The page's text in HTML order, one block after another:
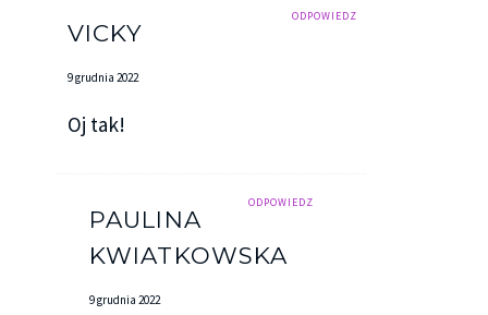
ODPOWIEDZ
VICKY
9 grudnia 2022
Oj tak!
ODPOWIEDZ
PAULINA
KWIATKOWSKA
9 grudnia 2022